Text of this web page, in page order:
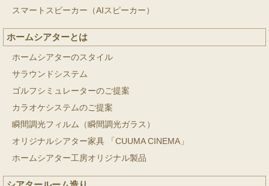
スマートスピーカー（AIスピーカー）
ホームシアターとは
ホームシアターのスタイル
サラウンドシステム
ゴルフシミュレーターのご提案
カラオケシステムのご提案
瞬間調光フィルム（瞬間調光ガラス）
オリジナルシアター家具 「CUUMA CINEMA」
ホームシアター工房オリジナル製品